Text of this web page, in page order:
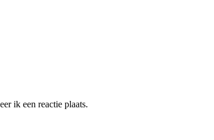
ik een reactie plaats.